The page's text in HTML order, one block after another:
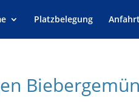
Platzbelegung